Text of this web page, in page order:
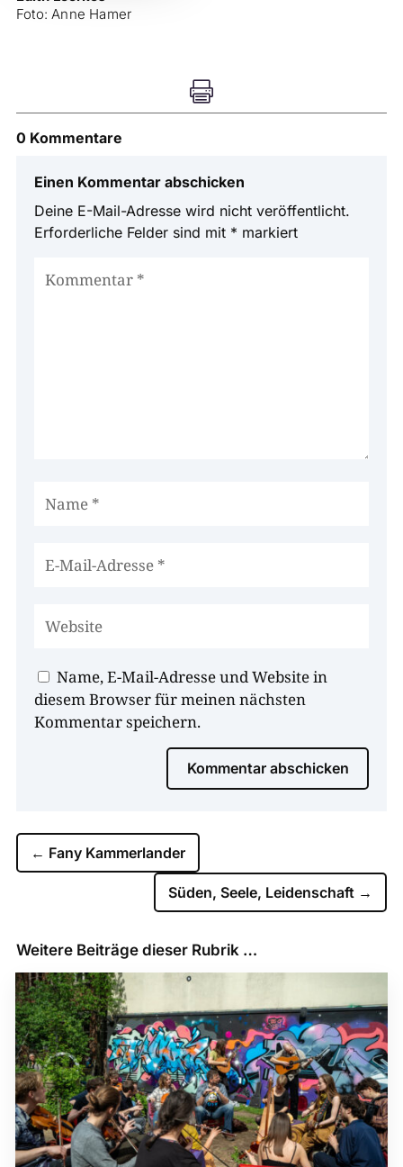
Foto: Anne Hamer

0 Kommentare
Einen Kommentar abschicken
Deine E-Mail-Adresse wird nicht veröffentlicht.
Erforderliche Felder sind mit * markiert
Name, E-Mail-Adresse und Website in
diesem Browser für meinen nächsten
Kommentar speichern.
Kommentar abschicken
← Fany Kammerlander
Süden, Seele, Leidenschaft →
Weitere Beiträge dieser Rubrik …